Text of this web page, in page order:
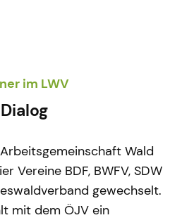
im LWV
Wald
Vereine BDF, BWFV, SDW
gewechselt.
mit dem ÖJV ein